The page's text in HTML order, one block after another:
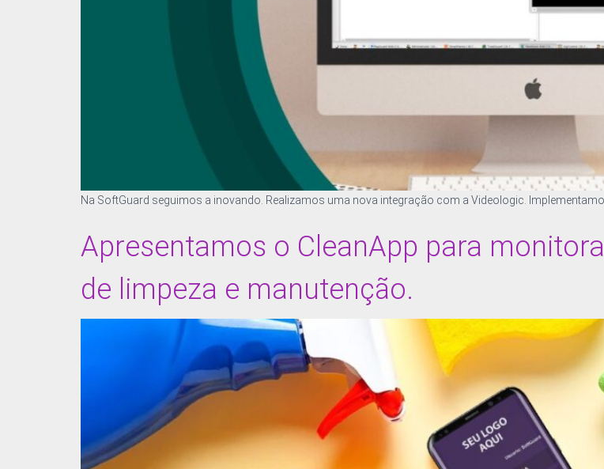
Na SoftGuard seguimos a inovando. Realizamos uma nova integração com a Videologic.
Apresentamos o CleanApp para
de limpeza e manutenção.